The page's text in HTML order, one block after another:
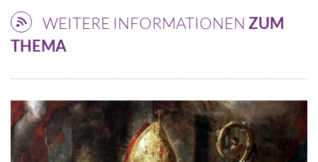
WEITERE INFORMATIONEN ZUM
THEMA